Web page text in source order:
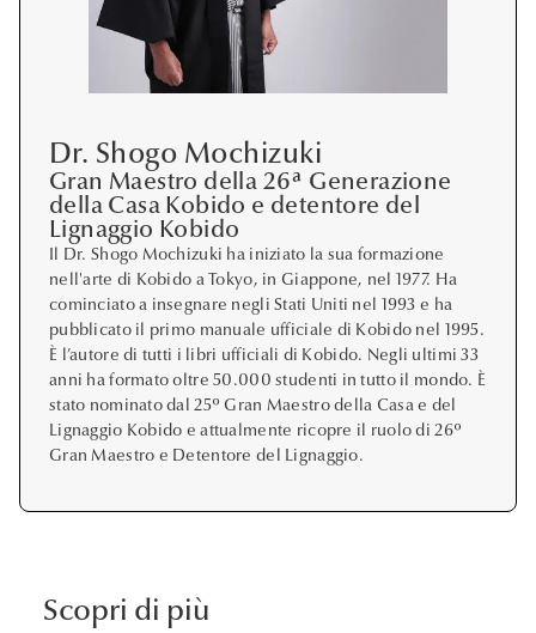
Dr. Shogo Mochizuki
Gran Maestro della 26ª Generazione
della Casa Kobido e detentore del
Lignaggio Kobido
Il Dr. Shogo Mochizuki ha iniziato la sua formazione
nell'arte di Kobido a Tokyo, in Giappone, nel 1977. Ha
cominciato a insegnare negli Stati Uniti nel 1993 e ha
pubblicato il primo manuale ufficiale di Kobido nel 1995.
È l’autore di tutti i libri ufficiali di Kobido. Negli ultimi 33
anni ha formato oltre 50.000 studenti in tutto il mondo. È
stato nominato dal 25º Gran Maestro della Casa e del
Lignaggio Kobido e attualmente ricopre il ruolo di 26º
Gran Maestro e Detentore del Lignaggio.
Scopri di più